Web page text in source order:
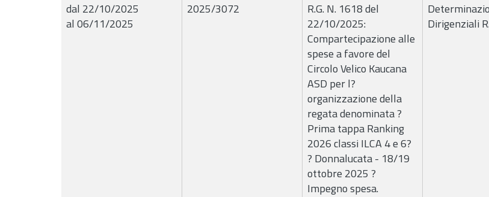
dal 22/10/2025
al 06/11/2025
2025/3072
R.G. N. 1618 del
22/10/2025:
Compartecipazione alle
spese a favore del
Circolo Velico Kaucana
ASD per l?
organizzazione della
regata denominata ?
Prima tappa Ranking
2026 classi ILCA 4 e 6?
? Donnalucata - 18/19
ottobre 2025 ?
Impegno spesa.
Dirigenziali